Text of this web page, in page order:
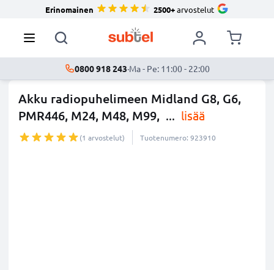
Erinomainen 2500+arvostelut
0800 918 243·Ma - Pe: 11:00 - 22:00
Akku radiopuhelimeen Midland G8, G6,
PMR446, M24, M48, M99, ... lisää
(1 arvostelut) Tuotenumero: 923910